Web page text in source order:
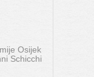
Osijek
Schicchi